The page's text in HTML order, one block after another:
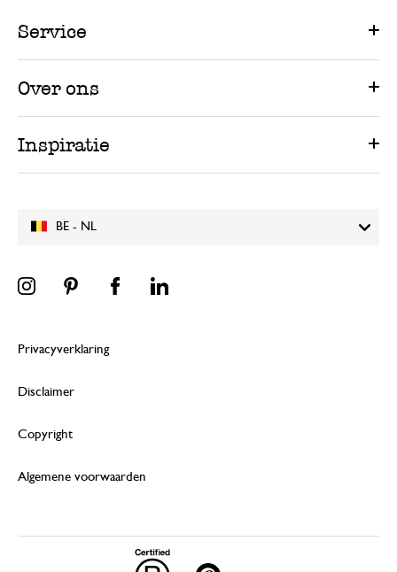
BE - NL
Service
Over ons
Inspiratie
Privacyverklaring
Disclaimer
Copyright
Algemene voorwaarden